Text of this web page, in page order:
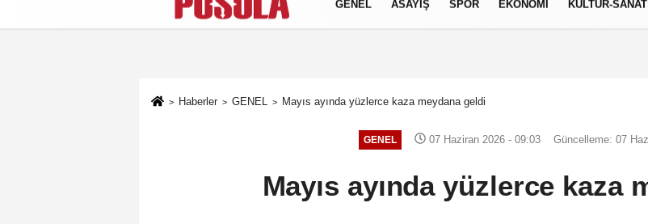
Künye İletişim Gizlilik Politikası
GENEL ASAYİŞ SPOR EKONOMİ KÜLTÜR-SANAT
Haberler GENEL Mayıs ayında yüzlerce kaza meydana geldi
GENEL 07 Haziran 2026 - 09:03 Güncelleme: 07
Mayıs ayında yüzlerce kaza